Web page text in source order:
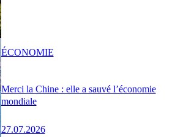
Merci la Chine : elle a sauvé l’économie
mondiale
27.07.2026
ÉCONOMIE